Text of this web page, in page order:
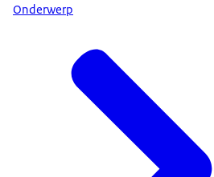
Onderwerp